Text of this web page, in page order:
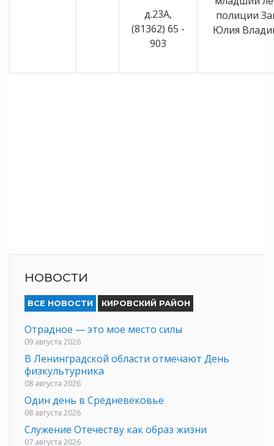
д.23А,
(81362) 65 -
903
полиции
Юлия
НОВОСТИ
ВСЕ НОВОСТИ КИРОВСКИЙ РАЙОН
Отрадное — это мое место силы
09 августа 2026
В Ленинградской области отмечают День
физкультурника
08 августа 2026
Один день в Средневековье
08 августа 2026
Служение Отечеству как образ жизни
07 августа 2026